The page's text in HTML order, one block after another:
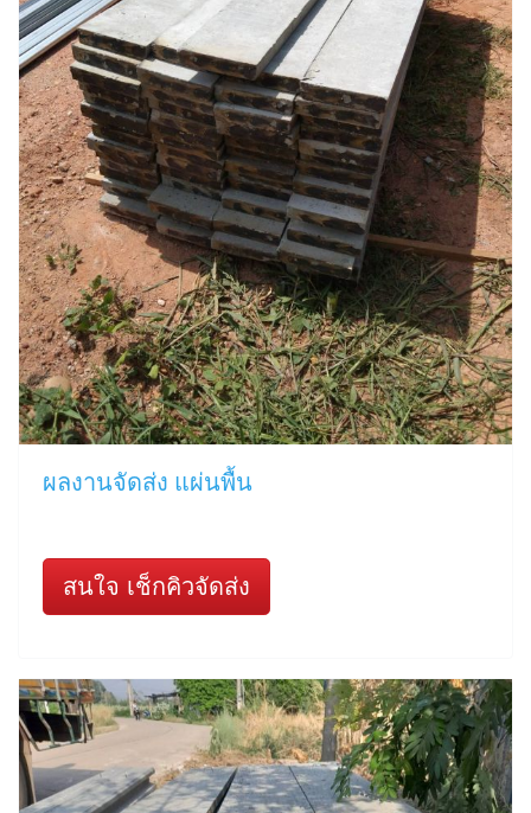
ผลงานจัดส่ง แผ่นพื้น
สนใจ เช็กคิวจัดส่ง